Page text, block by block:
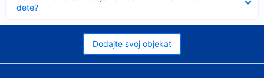
dete?
Dodajte svoj objekat